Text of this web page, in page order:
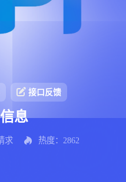
接口反馈
息
求 热度：2862